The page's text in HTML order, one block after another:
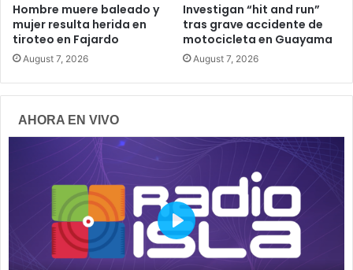
Hombre muere baleado y
mujer resulta herida en
tiroteo en Fajardo
August 7, 2026
Investigan “hit and run”
tras grave accidente de
motocicleta en Guayama
August 7, 2026
AHORA EN VIVO
P